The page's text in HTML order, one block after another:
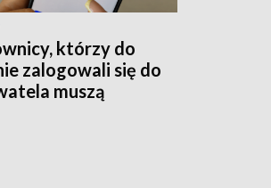
którzy do
zalogowali się do
muszą